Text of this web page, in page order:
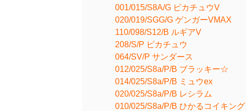
001/015/S8A/G ピカチュウV
020/019/SGG/G ゲンガーVMAX
110/098/S12/B ルギアV
208/S/P ピカチュウ
064/SV/P サンダース
012/025/S8a/P/B ブラッキー☆
014/025/S8a/P/B ミュウex
020/025/S8a/P/B レシラム
010/025/S8a/P/B ひかるコイキング